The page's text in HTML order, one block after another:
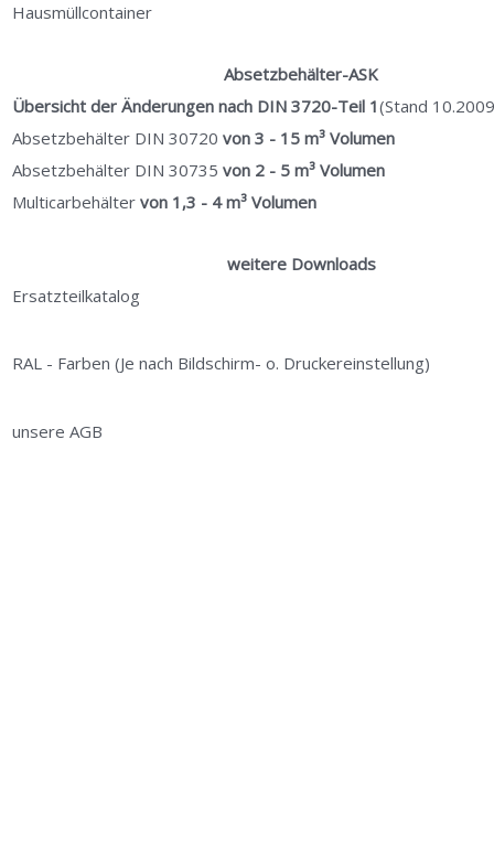
Hausmüllcontainer
Absetzbehälter-ASK
Übersicht der Änderungen nach DIN 3720-Teil 1(Stand
Absetzbehälter DIN 30720 von 3 - 15 m³ Volumen
Absetzbehälter DIN 30735 von 2 - 5 m³ Volumen
Multicarbehälter von 1,3 - 4 m³ Volumen
weitere Downloads
Ersatzteilkatalog
RAL - Farben (Je nach Bildschirm- o. Druckereinstellung)
unsere AGB